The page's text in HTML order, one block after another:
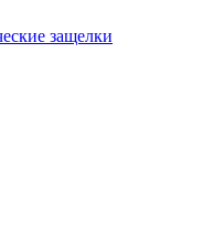
защелки